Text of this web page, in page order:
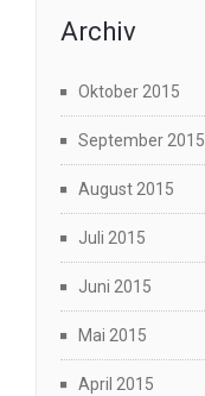
Archiv
Oktober 2015
September 2015
August 2015
Juli 2015
Juni 2015
Mai 2015
April 2015